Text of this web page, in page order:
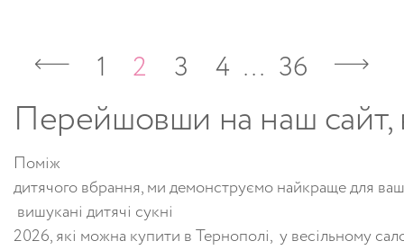
1 2 3 4 … 36
Перейшовши на наш сайт,
Поміж
дитячоговбрання,мидемонструємонайкращедля
вишукані дитячі сукні
2026,які можна купити вТернополі, увесільному